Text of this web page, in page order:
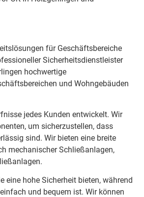
für Geschäftsbereiche
Sicherheitsdienstleister
hochwertige
und Wohngebäuden
jedes Kunden entwickelt. Wir
um sicherzustellen, dass
sind. Wir bieten eine breite
mechanischer Schließanlagen,
eine hohe Sicherheit bieten, während
und bequem ist. Wir können